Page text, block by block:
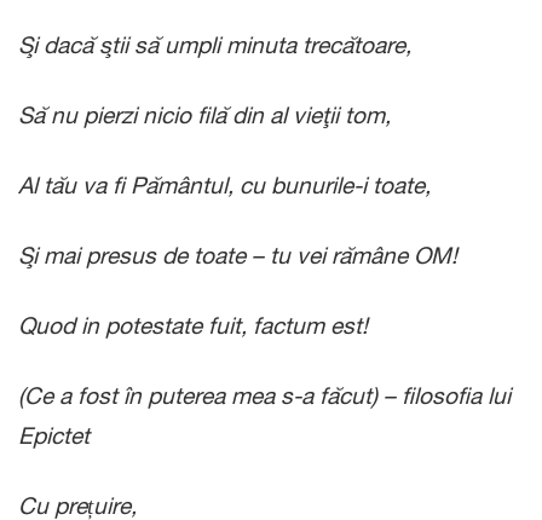
Şi dacă ştii să umpli minuta trecătoare,
Să nu pierzi nicio filă din al vieţii tom,
Al tău va fi Pământul, cu bunurile-i toate,
Şi mai presus de toate – tu vei rămâne OM!
Quod in potestate fuit, factum est!
(Ce a fost în puterea mea s-a făcut) – filosofia lui
Epictet
Cu prețuire,